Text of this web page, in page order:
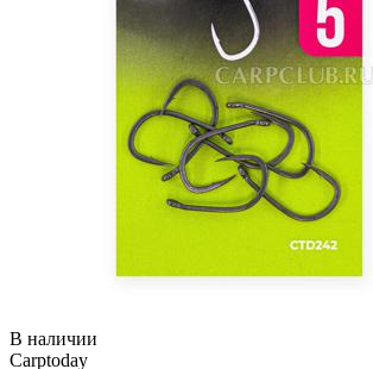
В наличии
Carptoday